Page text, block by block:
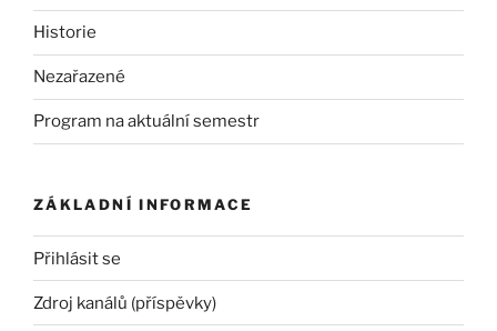
Historie
Nezařazené
Program na aktuální semestr
ZÁKLADNÍ INFORMACE
Přihlásit se
Zdroj kanálů (příspěvky)